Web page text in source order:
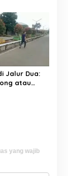
Jalur Dua:
atau
yang wajib